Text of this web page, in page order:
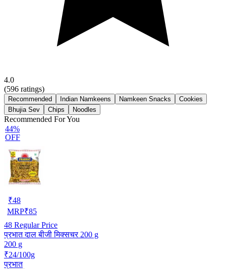
4.0
(596 ratings)
Recommended Indian Namkeens Namkeen Snacks
Cookies
Bhujia Sev
Chips Noodles
Recommended For You
44%
OFF
₹48
MRP₹85
48 Regular Price
प्रभात दाल बीजी मिक्सचर 200 g
200 g
₹24/100g
प्रभात